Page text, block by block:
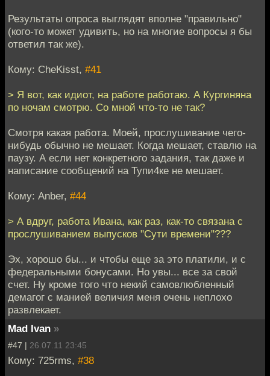
Результаты опроса выглядят вполне "правильно"
(кого-то может удивить, но на многие вопросы я бы
ответил так же).
Кому: CheKisst, #41
> Я вот, как идиот, на работе работаю. А Кургиняна
по ночам смотрю. Со мной что-то не так?
Смотря какая работа. Моей, прослушивание чего-
нибудь обычно не мешает. Когда мешает, ставлю на
паузу. А если нет конкретного задания, так даже и
написание сообщений на Тупи4ке не мешает.
Кому: Anber, #44
> А вдруг, работа Ивана, как раз, как-то связана с
прослушиванием выпусков "Сути времени"???
Эх, хорошо бы... и чтобы еще за это платили, и с
федеральными бонусами. Но увы... все за свой
счет. Ну кроме того что некий самовлюбленный
демагог с манией величия меня очень неплохо
развлекает.
Mad Ivan »
#47 | 26.07.11 23:45
Кому: 725rms, #38